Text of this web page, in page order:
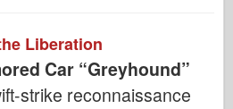
Liberation
Car “Greyhound”
strike reconnaissance